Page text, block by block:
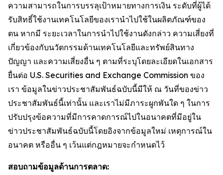
ความสามารถในการบรรลุเป้าหมายทางการเงิน ระดับที่ผู้ได้
รับสิทธิ์ใช้งานเทคโนโลยีของเรานำไปใช้ในผลิตภัณฑ์ของ
ตน หากมี ระยะเวลาในการนำไปใช้งานดังกล่าว ความเสี่ยงที่
เกี่ยวข้องกับนวัตกรรมด้านเทคโนโลยีและทรัพย์สินทาง
ปัญญา และความเสี่ยงอื่น ๆ ตามที่ระบุโดยละเอียดในเอกสาร
ยื่นต่อ U.S. Securities and Exchange Commission ของ
เรา ข้อมูลในข่าวประชาสัมพันธ์ฉบับนี้มีให้ ณ วันที่ของข่าว
ประชาสัมพันธ์นี้เท่านั้น และเราไม่มีภาระผูกพันใด ๆ ในการ
ปรับปรุงข้อความที่มีการคาดการณ์ไปในอนาคตที่มีอยู่ใน
ข่าวประชาสัมพันธ์ฉบับนี้โดยอิงจากข้อมูลใหม่ เหตุการณ์ใน
อนาคต หรืออื่น ๆ เว้นแต่กฎหมายจะกำหนดไว้
สอบถามข้อมูลด้านการตลาด: